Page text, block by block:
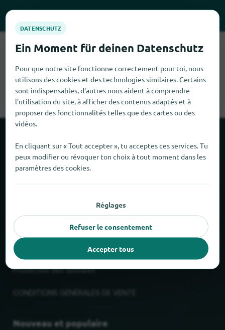
Malheureusement, nous ne pouvons pas trouver Tala pour le
que tu nous le dises.
À propos de locabee
Faits et chiffres
Mentions légales
Mentions légales
Protection des données
Nouveau et populaire
Pour que notre site fonctionne correctement pour toi, nous
utilisons des cookies et des technologies similaires. Certains
sont indispensables, d'autres nous aident à comprendre
l'utilisation du site, à afficher des contenus adaptés et à
proposer des fonctionnalités telles que des cartes ou des
vidéos.
En cliquant sur « Tout accepter », tu acceptes ces services. Tu
peux modifier ou révoquer ton choix à tout moment dans les
paramètres des cookies.
Réglages
Refuser le consentement
Accepter tous